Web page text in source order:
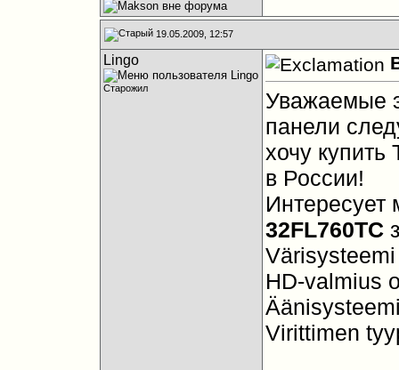
19.05.2009, 12:57
Lingo
Старожил
Уважаемые
панели
хочу
в России!
Интересует
32FL760TC
HD-valmius
Virittimen